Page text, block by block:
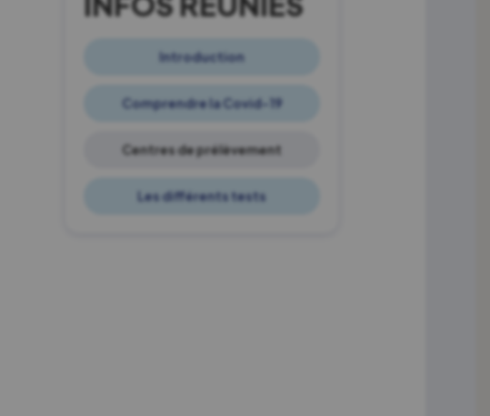
Introduction
Comprendre la Covid-19
Centres de prélèvement
Les différents tests